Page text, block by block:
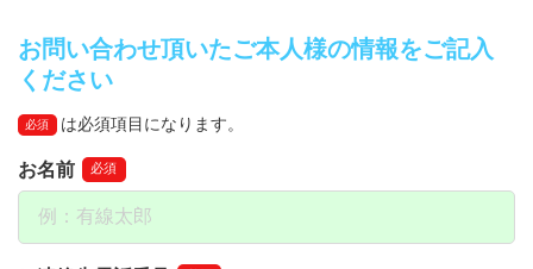
お問い合わせ頂いたご本人様の情報をご記入
ください
必須 は必須項目になります。
お名前 必須